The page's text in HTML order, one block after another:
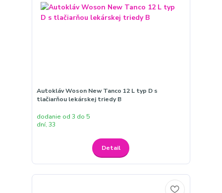
Autokláv Woson New Tanco 12 L typ D s
tlačiarňou lekárskej triedy B
dodanie od 3 do 5
dní, 33
Detail